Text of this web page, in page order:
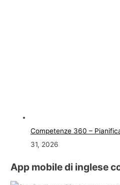
Competenze 360 –
31, 2026
App mobile di inglese